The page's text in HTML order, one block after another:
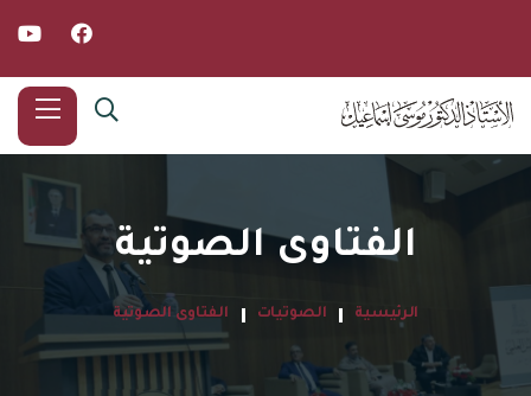
الفتاوى الصوتية
الرئيسية الصوتيات الفتاوى الصوتية